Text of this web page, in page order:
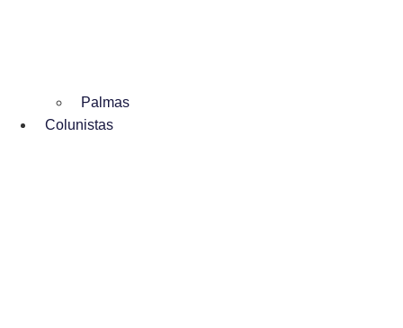
Palmas
Colunistas